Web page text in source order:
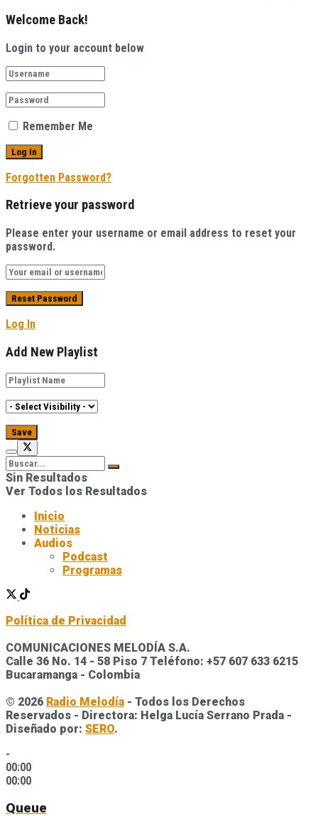
Welcome Back!
Login to your account below
Remember Me
Forgotten Password?
Retrieve your password
Please enter your username or email address to reset your
password.
Log In
Add New Playlist
Sin Resultados
Ver Todos los Resultados
Inicio
Noticias
Audios
Podcast
Programas
Política de Privacidad
COMUNICACIONES MELODÍA S.A.
Calle 36 No. 14 - 58 Piso 7 Teléfono: +57 607 633 6215
Bucaramanga - Colombia
© 2026 Radio Melodía - Todos los Derechos
Reservados - Directora: Helga Lucía Serrano Prada -
Diseñado por: SERO.
-
00:00
00:00
Queue